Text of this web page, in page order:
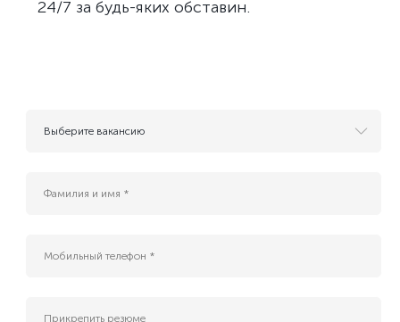
24/7 за будь-яких обставин.
Выберите вакансию
Platform Tech Lead
Інженер платформи БД (Kubernetes DBA)
Прикрепить резюме